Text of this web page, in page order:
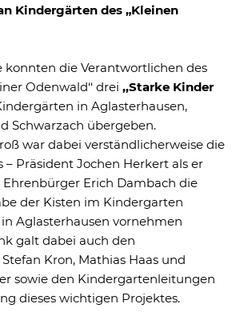
Kindergärten des „Kleinen
konnten die Verantwortlichen des
Odenwald‘‘ drei ,,Starke Kinder
in Aglasterhausen,
Schwarzach übergeben.
war dabei verständlicherweise die
– Präsident Jochen Herkert als er
Erich Dambach die
der Kisten im Kindergarten
in Aglasterhausen vornehmen
galt dabei auch den
Kron, Mathias Haas und
sowie den Kindergartenleitungen
dieses wichtigen Projektes.
für die Grundfunktionen der
und helfen dabei, unsere
Bereiche unserer Website
anzeigen